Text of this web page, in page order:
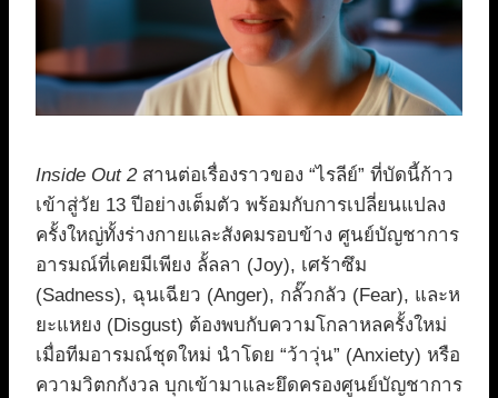
Inside Out 2สานต่อเรื่องราวของ “ไรลีย์” ที่บัดนี้ก้าว
เข้าสู่วัย 13 ปีอย่างเต็มตัว พร้อมกับการเปลี่ยนแปลง
ครั้งใหญ่ทั้งร่างกายและสังคมรอบข้าง ศูนย์บัญชาการ
อารมณ์ที่เคยมีเพียง ลั้ลลา (Joy), เศร้าซึม
(Sadness), ฉุนเฉียว (Anger), กลั๊วกลัว (Fear), และห
ยะแหยง (Disgust) ต้องพบกับความโกลาหลครั้งใหม่
เมื่อทีมอารมณ์ชุดใหม่ นำโดย “ว้าวุ่น” (Anxiety) หรือ
ความวิตกกังวล บุกเข้ามาและยึดครองศูนย์บัญชาการ